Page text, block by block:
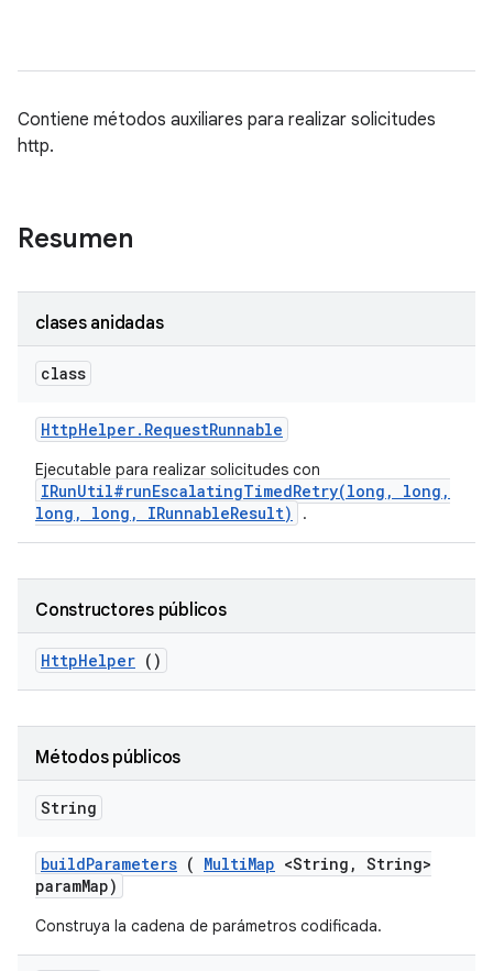
Contiene métodos auxiliares para realizar solicitudes
http.
Resumen
clases anidadas
class
HttpHelper. RequestRunnable
Ejecutable para realizar solicitudes con
IRunUtil#runEscalatingTimedRetry(long, long,
long, long, IRunnableResult)
.
Constructores públicos
HttpHelper ()
Métodos públicos
String
buildParameters ( MultiMap <String , String>
paramMap)
Construya la cadena de parámetros codificada.